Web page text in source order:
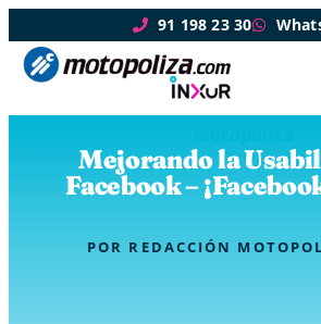
91 198 23 30
Mejorando la
Facebook –
POR REDACCIÓN